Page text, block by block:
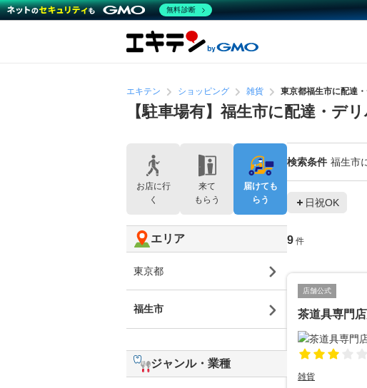
エキテン ショッピング 雑貨 東京都福生市に配達
【駐車場有】福生市に配達・デ
検索条件 福生市
日祝OK
9 件
店舗公式
茶道具専門
雑貨
お店に行
く
来て
もらう
届けても
らう
エリア
東京都
福生市
ジャンル・業種
無料診断